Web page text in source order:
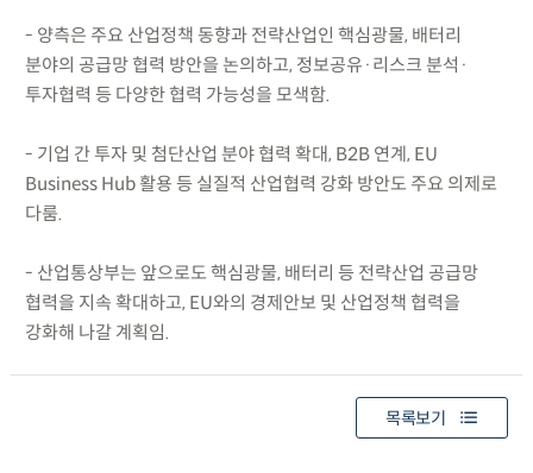
- 양측은 주요 산업정책 동향과 전략산업인 핵심광물, 배터리
분야의 공급망 협력 방안을 논의하고, 정보공유·리스크 분석·
투자협력 등 다양한 협력 가능성을 모색함.
- 기업 간 투자 및 첨단산업 분야 협력 확대, B2B 연계, EU
Business Hub 활용 등 실질적 산업협력 강화 방안도 주요 의제로
다룸.
- 산업통상부는 앞으로도 핵심광물, 배터리 등 전략산업 공급망
협력을 지속 확대하고, EU와의 경제안보 및 산업정책 협력을
강화해 나갈 계획임.
목록보기